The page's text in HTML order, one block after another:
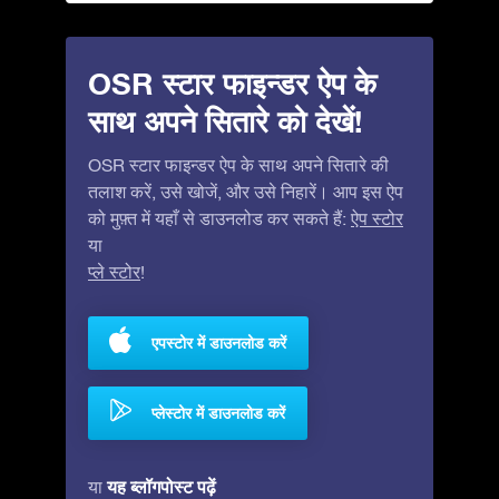
OSR स्टार फाइन्डर ऐप के
साथ अपने सितारे को देखें!
OSR स्टार फाइन्डर ऐप के साथ अपने सितारे की
तलाश करें, उसे खोजें, और उसे निहारें। आप इस ऐप
को मुफ़्त में यहाँ से डाउनलोड कर सकते हैं: ऐप स्टोर
या
प्ले स्टोर!
एपस्टोर में डाउनलोड करें
प्लेस्टोर में डाउनलोड करें
यायह ब्लॉगपोस्ट पढ़ें